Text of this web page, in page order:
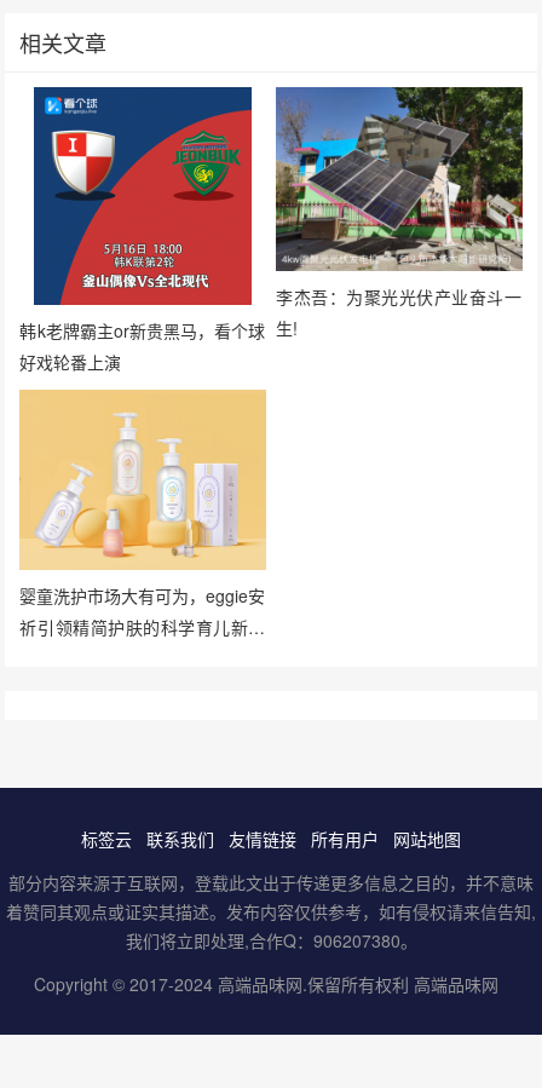
相关文章
韩k老牌霸主or新贵黑马，看个球
好戏轮番上演
李杰吾：为聚光光伏产业奋斗一
生!
婴童洗护市场大有可为，eggie安
祈引领精简护肤的科学育儿新风
标签云 联系我们 友情链接 所有用户
网站地图
部分内容来源于互联网，登载此文出于传递更多信息之目的，并不意味
着赞同其观点或证实其描述。发布内容仅供参考，如有侵权请来信告知,
我们将立即处理,合作Q：906207380。
Copyright © 2017-2024 高端品味网.保留所有权利 高端品味网